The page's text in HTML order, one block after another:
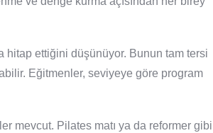
hitap ettiğini düşünüyor. Bunun tam tersi
Eğitmenler, seviyeye göre program
mevcut. Pilates matı ya da reformer gibi